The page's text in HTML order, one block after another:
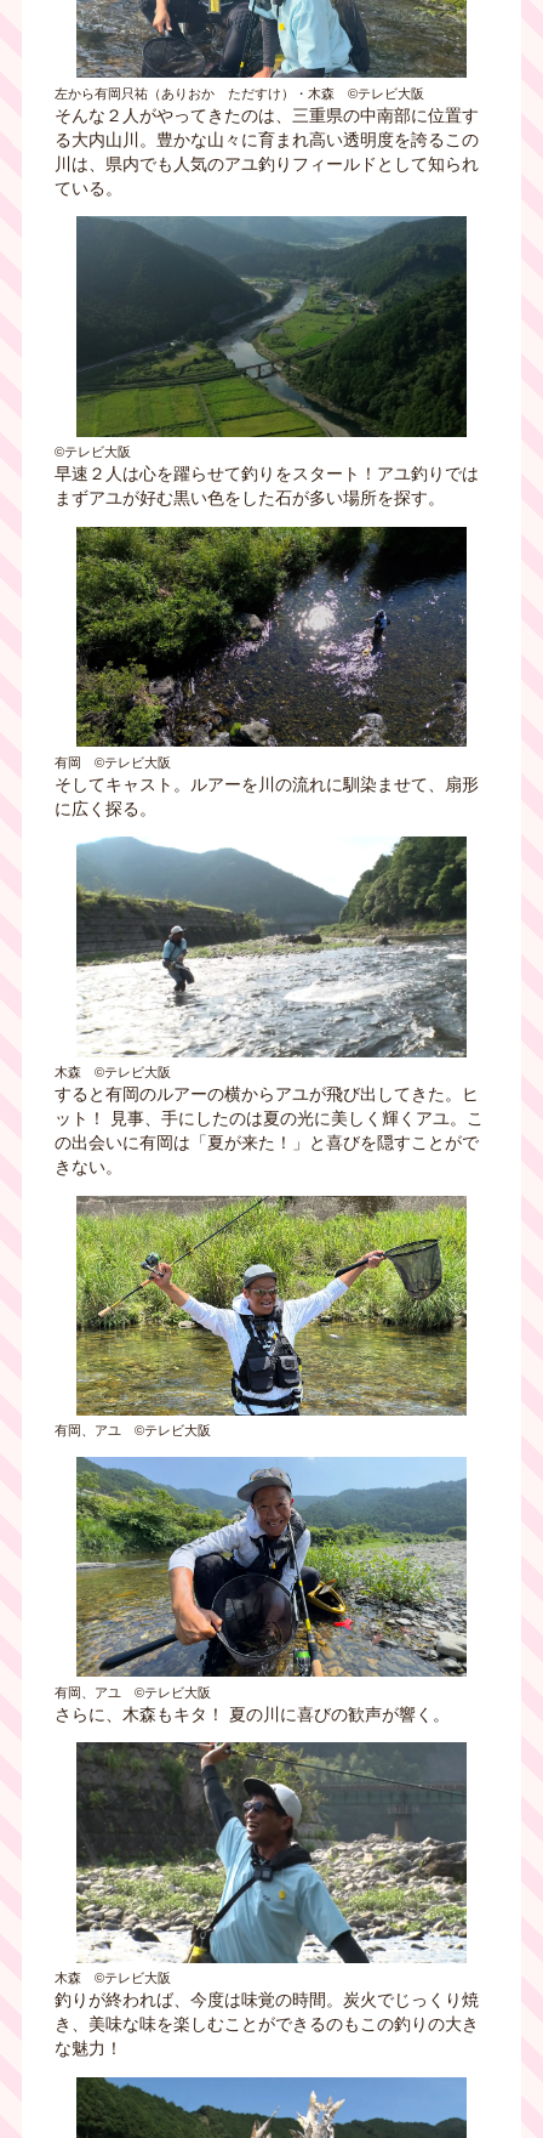
左から有岡只祐（ありおか ただすけ）・木森 ©テレビ大阪
そんな２人がやってきたのは、三重県の中南部に位置す
る大内山川。豊かな山々に育まれ高い透明度を誇るこの
川は、県内でも人気のアユ釣りフィールドとして知られ
ている。
©テレビ大阪
早速２人は心を躍らせて釣りをスタート！アユ釣りでは
まずアユが好む黒い色をした石が多い場所を探す。
有岡 ©テレビ大阪
そしてキャスト。ルアーを川の流れに馴染ませて、扇形
に広く探る。
木森 ©テレビ大阪
すると有岡のルアーの横からアユが飛び出してきた。ヒ
ット！ 見事、手にしたのは夏の光に美しく輝くアユ。こ
の出会いに有岡は「夏が来た！」と喜びを隠すことがで
きない。
有岡、アユ ©テレビ大阪
有岡、アユ ©テレビ大阪
さらに、木森もキタ！ 夏の川に喜びの歓声が響く。
木森 ©テレビ大阪
釣りが終われば、今度は味覚の時間。炭火でじっくり焼
き、美味な味を楽しむことができるのもこの釣りの大き
な魅力！